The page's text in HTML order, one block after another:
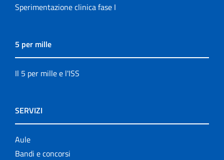
Sperimentazione clinica fase I
5 per mille
Il 5 per mille e l'ISS
SERVIZI
Aule
Bandi e concorsi